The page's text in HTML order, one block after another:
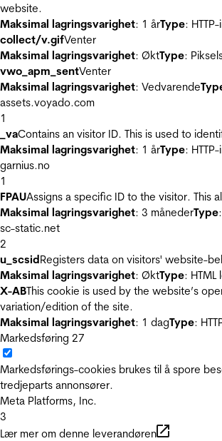
website.
Maksimal lagringsvarighet: 1 årType:
collect/v.gifVenter
Maksimal lagringsvarighet: ØktType:
vwo_apm_sentVenter
Maksimal lagringsvarighet: Vedvarende
assets.voyado.com
1
_vaContains an visitor ID. This is used to
Maksimal lagringsvarighet: 1 årType:
garnius.no
1
FPAUAssigns a specific ID to the visitor. This
Maksimal lagringsvarighet: 3 månederType
sc-static.net
2
u_scsidRegisters data on visitors' website-
Maksimal lagringsvarighet: ØktType: HTML
X-ABThis cookie is used by the website’s
variation/edition of the site.
Maksimal lagringsvarighet: 1 dagType:
Markedsføring 27
Markedsførings-cookies brukes til å spore
tredjeparts annonsører.
Meta Platforms, Inc.
3
Lær mer om denne leverandøren